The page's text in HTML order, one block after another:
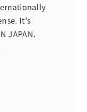
It's
JAPAN.